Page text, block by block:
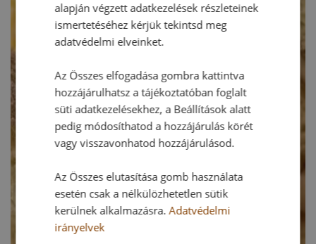
alapján végzett adatkezelések részleteinek
ismertetéséhez kérjük tekintsd meg
adatvédelmi elveinket.
Az Összes elfogadása gombra kattintva
hozzájárulhatsz a tájékoztatóban foglalt
süti adatkezelésekhez, a Beállítások alatt
pedig módosíthatod a hozzájárulás körét
vagy visszavonhatod hozzájárulásod.
Az Összes elutasítása gomb használata
esetén csak a nélkülözhetetlen sütik
kerülnek alkalmazásra.Adatvédelmi
irányelvek